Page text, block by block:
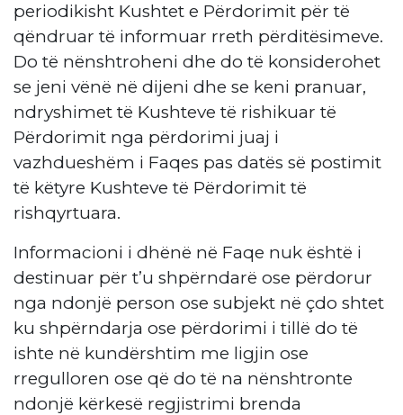
periodikisht Kushtet e Përdorimit për të
qëndruar të informuar rreth përditësimeve.
Do të nënshtroheni dhe do të konsiderohet
se jeni vënë në dijeni dhe se keni pranuar,
ndryshimet të Kushteve të rishikuar të
Përdorimit nga përdorimi juaj i
vazhdueshëm i Faqes pas datës së postimit
të këtyre Kushteve të Përdorimit të
rishqyrtuara.
Informacioni i dhënë në Faqe nuk është i
destinuar për t’u shpërndarë ose përdorur
nga ndonjë person ose subjekt në çdo shtet
ku shpërndarja ose përdorimi i tillë do të
ishte në kundërshtim me ligjin ose
rregulloren ose që do të na nënshtronte
ndonjë kërkesë regjistrimi brenda